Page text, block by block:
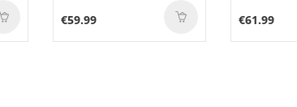
€59.99
€61.99